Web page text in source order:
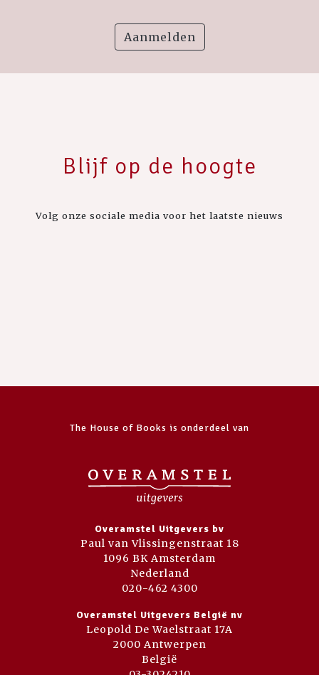
Aanmelden
Blijf op de hoogte
Volg onze sociale media voor het laatste nieuws
The House of Books is onderdeel van
Overamstel Uitgevers bv
Paul van Vlissingenstraat 18
1096 BK Amsterdam
Nederland
020-462 4300
Overamstel Uitgevers België nv
Leopold De Waelstraat 17A
2000 Antwerpen
België